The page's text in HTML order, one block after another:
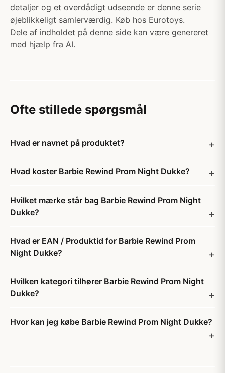
detaljer og et overdådigt udseende er denne serie
øjeblikkeligt samlerværdig. Køb hos Eurotoys.
Dele af indholdet på denne side kan være genereret
med hjælp fra AI.
Ofte stillede spørgsmål
Hvad er navnet på produktet?
Hvad koster Barbie Rewind Prom Night Dukke?
Hvilket mærke står bag Barbie Rewind Prom Night
Dukke?
Hvad er EAN / Produktid for Barbie Rewind Prom
Night Dukke?
Hvilken kategori tilhører Barbie Rewind Prom Night
Dukke?
Hvor kan jeg købe Barbie Rewind Prom Night Dukke?